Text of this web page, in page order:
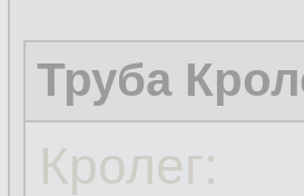
Труба
Кролег: